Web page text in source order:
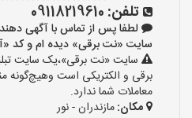
تلفن: 09118219610
لطفا پس از تماس با آگهی
سایت «نت برقی» دیده ام و کد «آگهی-11» را
سایت «نت برقی»،یک سایت
برقی و الکتریکی است وهیچ‌گونه
معاملات شما ندارد.
مکان:مازندران - نور